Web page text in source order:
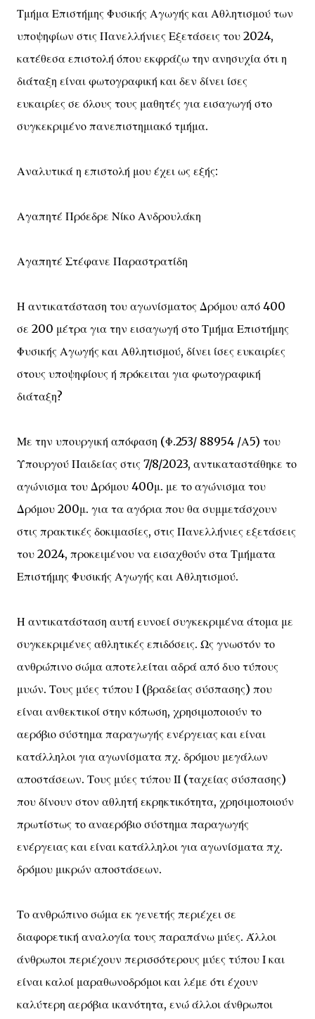
Τμήμα Επιστήμης Φυσικής Αγωγής και Αθλητισμού των
υποψηφίων στις Πανελλήνιες Εξετάσεις του 2024,
κατέθεσα επιστολή όπου εκφράζω την ανησυχία ότι η
διάταξη είναι φωτογραφική και δεν δίνει ίσες
ευκαιρίες σε όλους τους μαθητές για εισαγωγή στο
συγκεκριμένο πανεπιστημιακό τμήμα.
Αναλυτικά η επιστολή μου έχει ως εξής:
Αγαπητέ Πρόεδρε Νίκο Ανδρουλάκη
Αγαπητέ Στέφανε Παραστρατίδη
Η αντικατάσταση του αγωνίσματος Δρόμου από 400
σε 200 μέτρα για την εισαγωγή στο Τμήμα Επιστήμης
Φυσικής Αγωγής και Αθλητισμού, δίνει ίσες ευκαιρίες
στους υποψηφίους ή πρόκειται για φωτογραφική
διάταξη?
Με την υπουργική απόφαση (Φ.253/ 88954 /Α5) του
Υπουργού Παιδείας στις 7/8/2023, αντικαταστάθηκε το
αγώνισμα του Δρόμου 400μ. με το αγώνισμα του
Δρόμου 200μ. για τα αγόρια που θα συμμετάσχουν
στις πρακτικές δοκιμασίες, στις Πανελλήνιες εξετάσεις
του 2024, προκειμένου να εισαχθούν στα Τμήματα
Επιστήμης Φυσικής Αγωγής και Αθλητισμού.
Η αντικατάσταση αυτή ευνοεί συγκεκριμένα άτομα με
συγκεκριμένες αθλητικές επιδόσεις. Ως γνωστόν το
ανθρώπινο σώμα αποτελείται αδρά από δυο τύπους
μυών. Τους μύες τύπου Ι (βραδείας σύσπασης) που
είναι ανθεκτικοί στην κόπωση, χρησιμοποιούν το
αερόβιο σύστημα παραγωγής ενέργειας και είναι
κατάλληλοι για αγωνίσματα πχ. δρόμου μεγάλων
αποστάσεων. Τους μύες τύπου ΙΙ (ταχείας σύσπασης)
που δίνουν στον αθλητή εκρηκτικότητα, χρησιμοποιούν
πρωτίστως το αναερόβιο σύστημα παραγωγής
ενέργειας και είναι κατάλληλοι για αγωνίσματα πχ.
δρόμου μικρών αποστάσεων.
Το ανθρώπινο σώμα εκ γενετής περιέχει σε
διαφορετική αναλογία τους παραπάνω μύες. Άλλοι
άνθρωποι περιέχουν περισσότερους μύες τύπου Ι και
είναι καλοί μαραθωνοδρόμοι και λέμε ότι έχουν
καλύτερη αερόβια ικανότητα, ενώ άλλοι άνθρωποι